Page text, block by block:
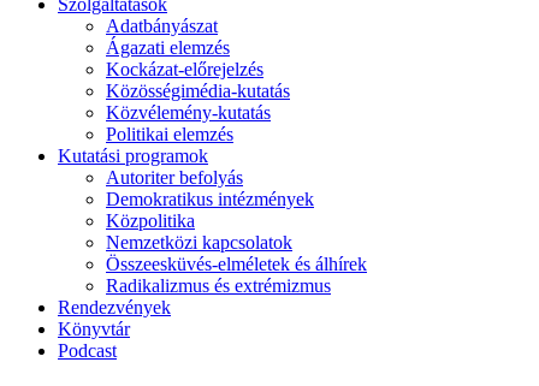
Szolgáltatások
Adatbányászat
Ágazati elemzés
Kockázat-előrejelzés
Közösségimédia-kutatás
Közvélemény-kutatás
Politikai elemzés
Kutatási programok
Autoriter befolyás
Demokratikus intézmények
Közpolitika
Nemzetközi kapcsolatok
Összeesküvés-elméletek és álhírek
Radikalizmus és extrémizmus
Rendezvények
Könyvtár
Podcast